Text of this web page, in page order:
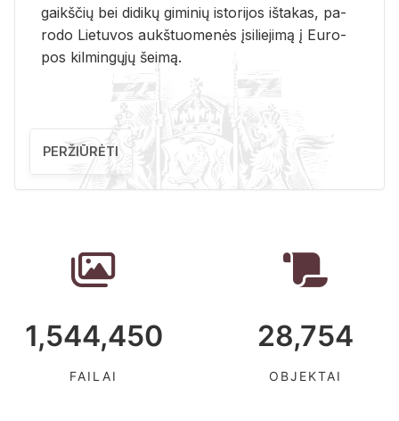
gaikš­čių bei di­di­kų gi­mi­nių is­to­ri­jos iš­ta­kas, pa­
ro­do Lie­tu­vos aukš­tuo­me­nės įsi­lie­ji­mą į Eu­ro­
pos kil­min­gų­jų šei­mą.
PERŽIŪRĖTI
1,544,450
FAILAI
28,754
OBJEKTAI